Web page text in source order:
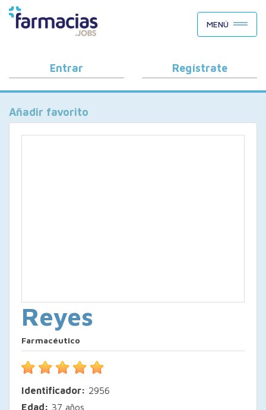
BUSCAR CANDIDATOS
OFERTAS DE EMPLEO
COMO FUNCIONA
PORQUÉ FARMACIAS.JOBS
BLOG
MENÚ
Entrar Regístrate
Añadir favorito
Reyes
Farmacéutico
Identificador: 2956
Edad: 37 años